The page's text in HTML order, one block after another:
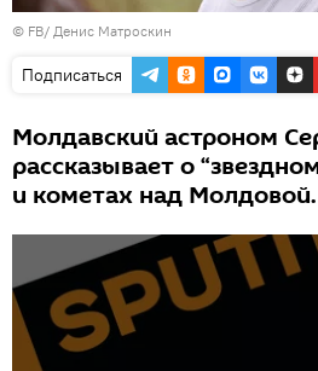
© FB/ Денис Матроскин
Подписаться
Молдавский астроном
рассказывает о
и кометах над Молдовой.